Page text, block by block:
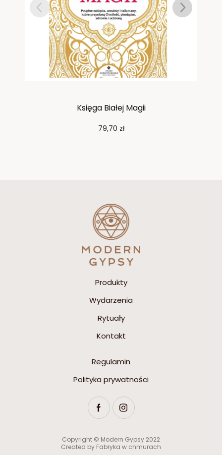
Księga Białej Magii
79,70 zł
Produkty
Wydarzenia
Rytuały
Kontakt
Regulamin
Polityka prywatności
Copyright © Modern Gypsy 2022
Created by Fabryka w chmurach